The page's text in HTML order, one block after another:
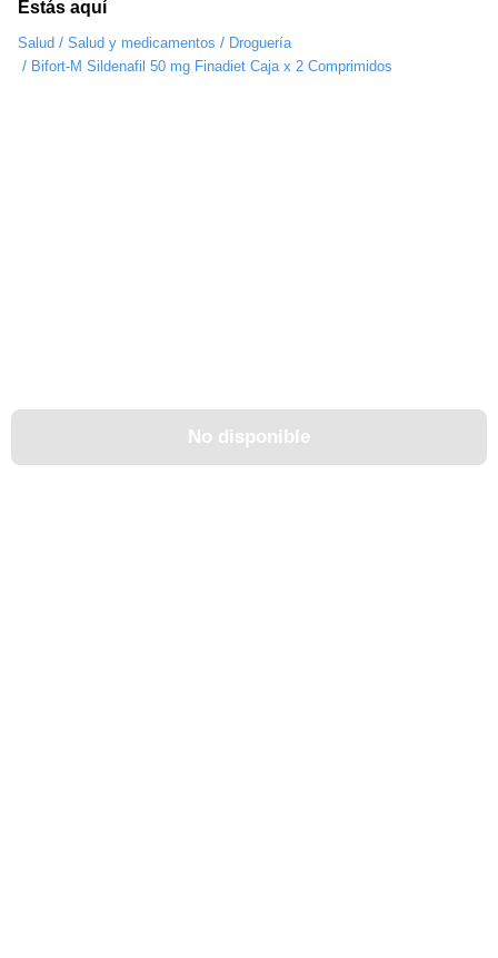
Estás aquí
Salud / Salud y medicamentos / Droguería
/ Bifort-M Sildenafil 50 mg Finadiet Caja x 2 Comprimidos
No disponible